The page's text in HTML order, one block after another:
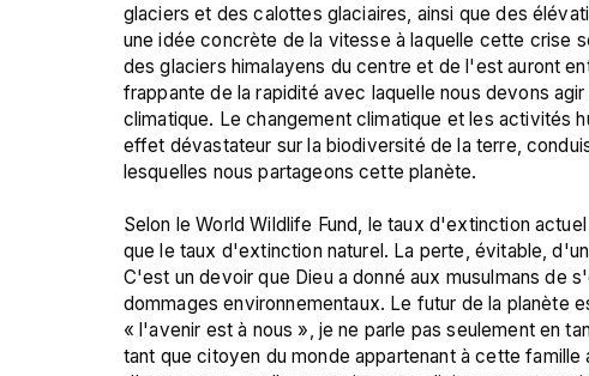
glaciers et des calottes glaciaires, ainsi que des
une idée concrète de la vitesse à laquelle cette crise
des glaciers himalayens du centre et de l'est auront
frappante de la rapidité avec laquelle nous devons
climatique. Le changement climatique et les activités
effet dévastateur sur la biodiversité de la terre,
lesquelles nous partageons cette planète.
Selon le World Wildlife Fund, le taux d'extinction
que le taux d'extinction naturel. La perte, évitable,
C'est un devoir que Dieu a donné aux musulmans
dommages environnementaux. Le futur de la planète
« l'avenir est à nous », je ne parle pas seulement en
tant que citoyen du monde appartenant à cette